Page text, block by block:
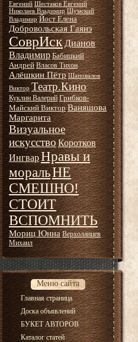
Евгений Шестаков Евгений
Николаев Владимир Шумский
Владимир Йост Елена
Добровольская Гаянэ
СоврИскДианов
Владимир Бабицкий
Андрей Власов Тихон
Алёшкин Пётр Шаповалов
Виктор Театр.Кино
Куклин Валерий Грибков-
Майский Виктор Ваняшова
Маргарита
Визуальное
искусствоКоротков
ИнгварНравы и
моральНЕ
СМЕШНО!
СТОИТ
ВСПОМНИТЬ
Мориц Юнна Верхоланцев
Михаил
Меню сайта
Главная страница
Доска объявлений
БУКЕТ АВТОРОВ
Каталог статей